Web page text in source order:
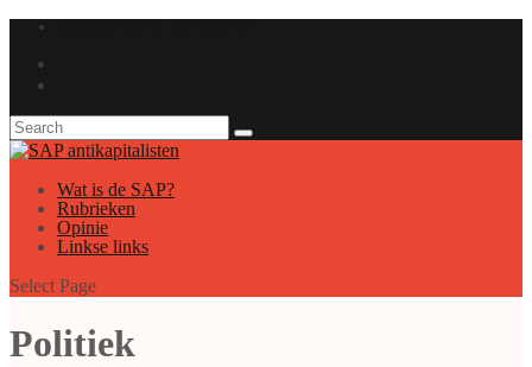
Wat is de SAP?
Rubrieken
Opinie
Linkse links
Select Page
Politiek